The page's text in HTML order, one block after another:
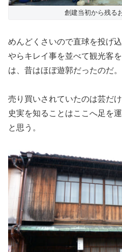
創建当初から残る
めんどくさいので直球を投げ
やらキレイ事を並べて観光客
は、昔はほぼ遊郭だったのだ。
売り買いされていたのは芸だ
史実を知ることはここへ足を
と思う。